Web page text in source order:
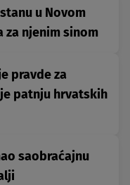
u Novom
za njenim sinom
pravde za
patnju hrvatskih
saobraćajnu